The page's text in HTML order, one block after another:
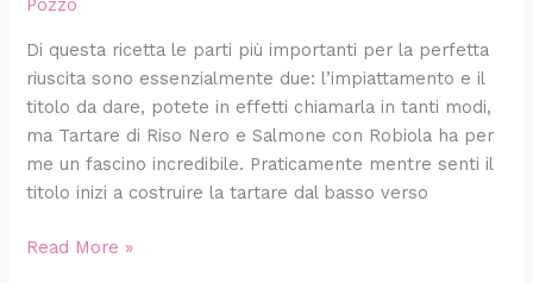
Pozzo
Di questa ricetta le parti più importanti per la perfetta
riuscita sono essenzialmente due: l’impiattamento e il
titolo da dare, potete in effetti chiamarla in tanti modi,
ma Tartare di Riso Nero e Salmone con Robiola ha per
me un fascino incredibile. Praticamente mentre senti il
titolo inizi a costruire la tartare dal basso verso
Read More »